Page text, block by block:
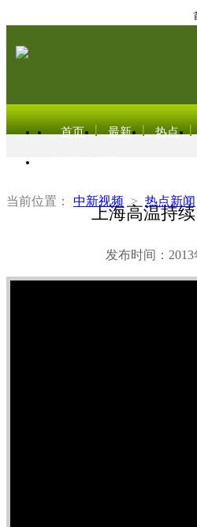
首页 最新 热点
当前位置： 中新视频 > 热点新闻
上海高温持
发布时间：2013